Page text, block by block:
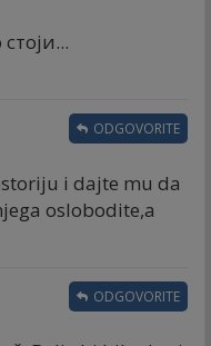
i dajte mu da
oslobodite,a
ODGOVORITE
ODGOVORITE